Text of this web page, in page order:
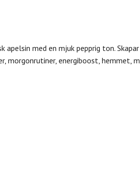
med en mjuk pepprig ton.
morgonrutiner, energiboost, hemmet,